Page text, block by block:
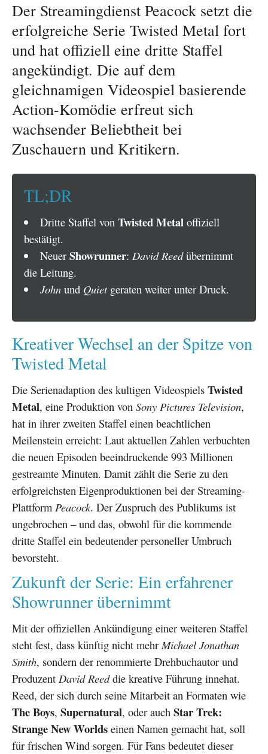
Der Streamingdienst Peacock setzt die
erfolgreiche Serie Twisted Metal fort
und hat offiziell eine dritte Staffel
angekündigt. Die auf dem
gleichnamigen Videospiel basierende
Action-Komödie erfreut sich
wachsender Beliebtheit bei
Zuschauern und Kritikern.
TL;DR
Dritte Staffel von Twisted Metaloffiziell
bestätigt.
Neuer Showrunner: David Reedübernimmt
die Leitung.
Johnund Quietgeraten weiter unter Druck.
Kreativer Wechsel an der Spitze von
Twisted Metal
Die Serienadaption des kultigen Videospiels Twisted
Metal, eine Produktion von Sony Pictures Television,
hat in ihrer zweiten Staffel einen beachtlichen
Meilenstein erreicht: Laut aktuellen Zahlen verbuchten
die neuen Episoden beeindruckende 993 Millionen
gestreamte Minuten. Damit zählt die Serie zu den
erfolgreichsten Eigenproduktionen bei der Streaming-
Plattform Peacock. Der Zuspruch des Publikums ist
ungebrochen – und das, obwohl für die kommende
dritte Staffel ein bedeutender personeller Umbruch
bevorsteht.
Zukunft der Serie: Ein erfahrener
Showrunner übernimmt
Mit der offiziellen Ankündigung einer weiteren Staffel
steht fest, dass künftig nicht mehrMichael Jonathan
Smith, sondern der renommierte Drehbuchautor und
Produzent David Reeddie kreative Führung innehat.
Reed, der sich durch seine Mitarbeit an Formaten wie
The Boys, Supernatural, oder auch Star Trek:
Strange New Worlds einen Namen gemacht hat, soll
für frischen Wind sorgen. Für Fans bedeutet dieser